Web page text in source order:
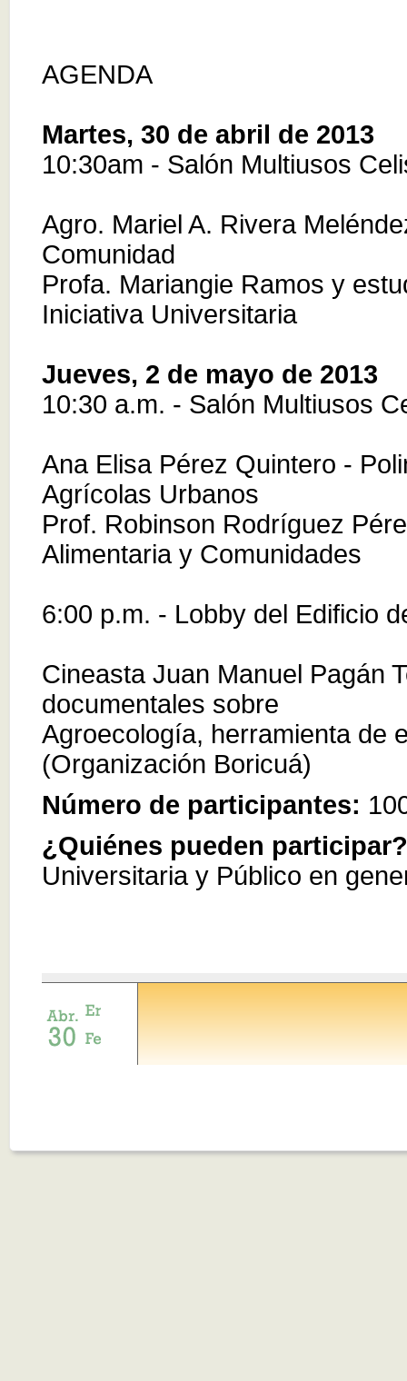
AGENDA
Martes, 30 de abril de 2013
10:30am - Salón Multiusos
Agro. Mariel A. Rivera
Comunidad
Profa. Mariangie Ramos y
Iniciativa Universitaria
Jueves, 2 de mayo de 2013
10:30 a.m. - Salón Multiusos
Ana Elisa Pérez Quintero -
Agrícolas Urbanos
Prof. Robinson Rodríguez
Alimentaria y Comunidades
6:00 p.m. - Lobby del Edificio
Cineasta Juan Manuel Pagán
documentales sobre
Agroecología, herramienta de
(Organización Boricuá)
Número de participantes:
¿Quiénes pueden
Universitaria y Público en